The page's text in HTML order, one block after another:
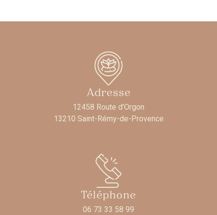
Adresse
12458 Route d'Orgon
13210 Saint-Rémy-de-Provence
Téléphone
06 73 33 58 99